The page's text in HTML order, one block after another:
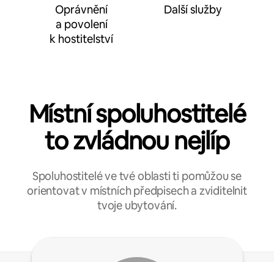
Oprávnění
a povolení
k hostitelství
Další služby
Místní spoluhostitelé
to zvládnou nejlíp
Spoluhostitelé ve tvé oblasti ti pomůžou se
orientovat v místních předpisech a zviditelnit
tvoje ubytování.